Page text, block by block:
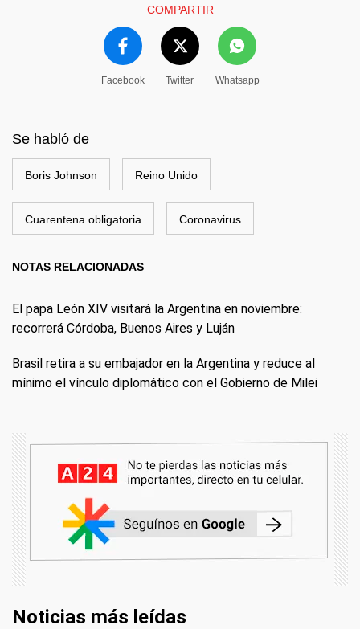
COMPARTIR
Facebook Twitter Whatsapp
Se habló de
Boris Johnson Reino Unido
Cuarentena obligatoria Coronavirus
NOTAS RELACIONADAS
El papa León XIV visitará la Argentina en noviembre:
recorrerá Córdoba, Buenos Aires y Luján
Brasil retira a su embajador en la Argentina y reduce al
mínimo el vínculo diplomático con el Gobierno de Milei
Noticias más leídas